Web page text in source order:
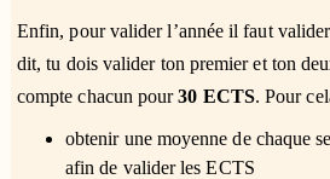
Enfin, pour valider l’année il faut
dit, tu dois valider ton premier et ton
compte chacun pour30 ECTS. Pour
obtenir une moyenne de chaque
afin de valider les ECTS